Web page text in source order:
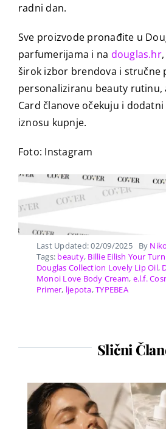
radni dan.
Sve proizvode pronađite u
parfumerijama i na douglas.hr
širok izbor brendova i stručne
personaliziranu beauty rutinu,
Card članove očekuju i
iznosu kupnje.
Foto: Instagram
Last Updated: 02/09/2025 By
Tags: beauty, Billie Eilish Your
Douglas Collection Lovely Lip Oil,
Monoi Love Body Cream, e.l.f.
Primer, ljepota,TYPEBEA
Slični